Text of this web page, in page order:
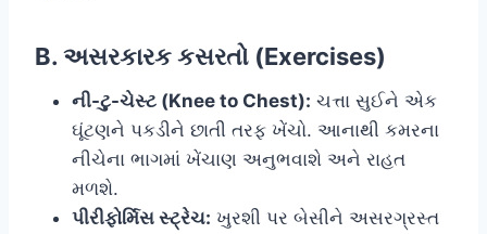
B. અસરકારક કસરતો (Exercises)
ની-ટુ-ચેસ્ટ (Knee to Chest): ચત્તા સુઈને એક
ઘૂંટણને પકડીને છાતી તરફ ખેંચો. આનાથી કમરના
નીચેના ભાગમાં ખેંચાણ અનુભવાશે અને રાહત
મળશે.
પીરીફોર્મિસ સ્ટ્રેચ: ખુરશી પર બેસીને અસરગ્રસ્ત